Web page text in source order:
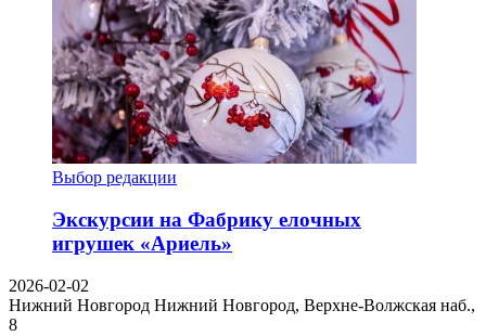
Выбор редакции
Экскурсии на Фабрику елочных
игрушек «Ариель»
2026-02-02
Нижний Новгород Нижний Новгород, Верхне-Волжская наб.,
8